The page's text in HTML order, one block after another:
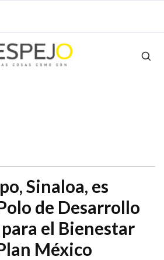
Sinaloa, es
de Desarrollo
el Bienestar
México